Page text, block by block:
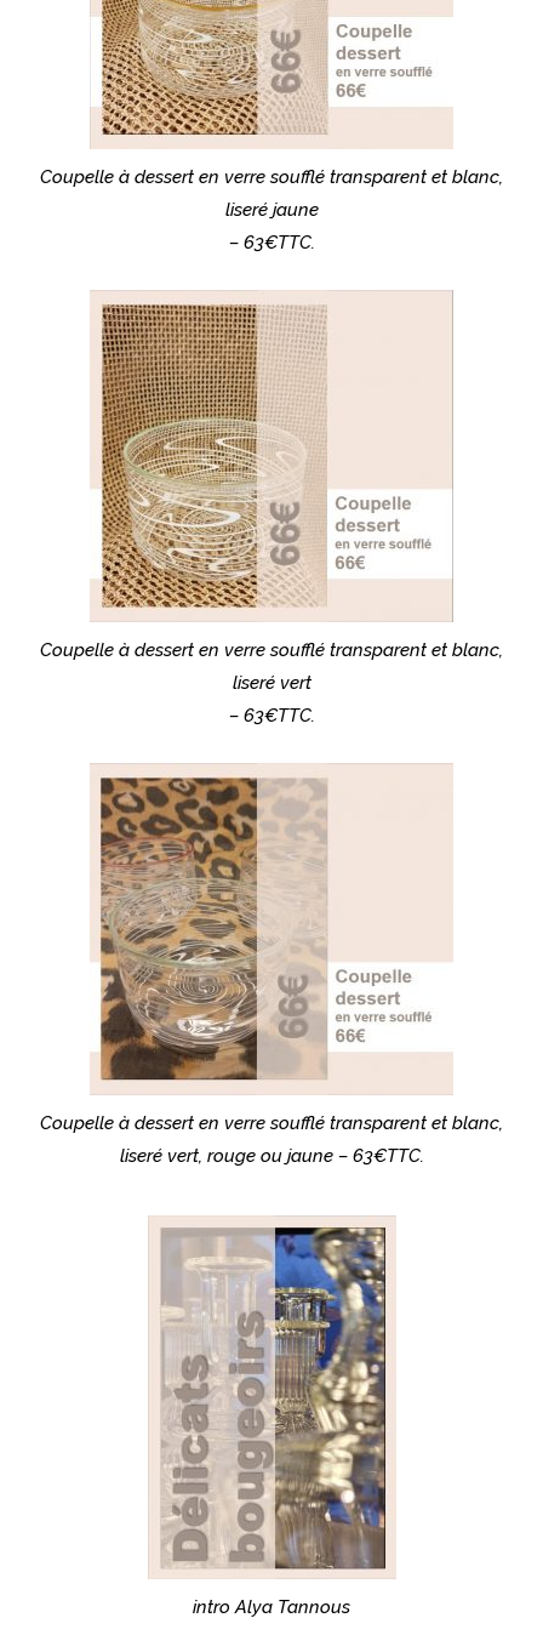
Coupelle à dessert en verre soufflé transparent et blanc,
liseré jaune
– 63€TTC.
Coupelle à dessert en verre soufflé transparent et blanc,
liseré vert
– 63€TTC.
Coupelle à dessert en verre soufflé transparent et blanc,
liseré vert, rouge ou jaune – 63€TTC.
intro Alya Tannous